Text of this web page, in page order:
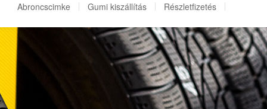
Abroncscimke
Gumi kiszállítás Részletfizetés